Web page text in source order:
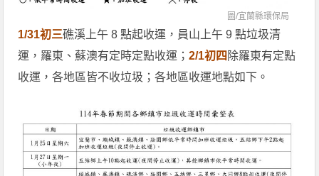
圖/宜蘭縣環保局
1/31初三礁溪上午 8 點起收運，員山上午 9 點垃圾清
運，羅東、蘇澳有定時定點收運；2/1初四 除羅東有定點
收運，各地區皆不收垃圾；各地區收運地點如下。